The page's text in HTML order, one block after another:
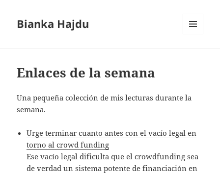
Bianka Hajdu
Enlaces de la semana
Una pequeña colección de mis lecturas durante la
semana.
Urge terminar cuanto antes con el vacío legal en
torno al crowd funding
Ese vacío legal dificulta que el crowdfunding sea
de verdad un sistema potente de financiación en